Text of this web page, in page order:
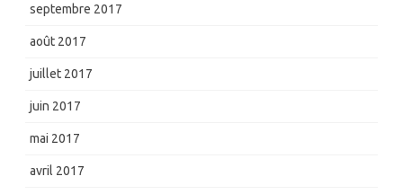
septembre 2017
août 2017
juillet 2017
juin 2017
mai 2017
avril 2017